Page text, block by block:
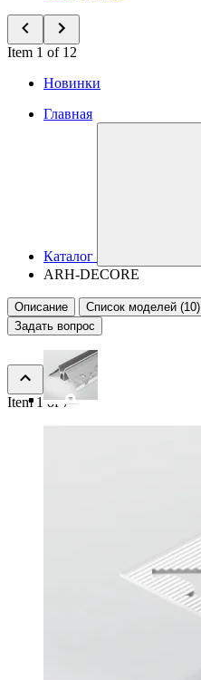
Item 1 of 12
Новинки
Главная
Каталог
ARH-DECORE
Описание
Список моделей (10)
Задать вопрос
Item 1 of 7